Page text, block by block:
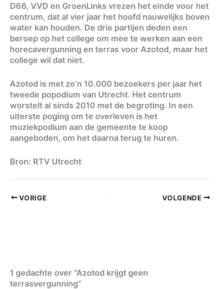
D66, VVD en GroenLinks vrezen het einde voor het
centrum, dat al vier jaar het hoofd nauwelijks boven
water kan houden. De drie partijen deden een
beroep op het college om mee te werken aan een
horecavergunning en terras voor Azotod, maar het
college wil dat niet.
Azotod is met zo’n 10.000 bezoekers per jaar het
tweede popodium van Utrecht. Het centrum
worstelt al sinds 2010 met de begroting. In een
uiterste poging om te overleven is het
muziekpodium aan de gemeente te koop
aangeboden, om het daarna terug te huren.
Bron: RTV Utrecht
VORIGE VOLGENDE
1 gedachte over “Azotod krijgt geen
terrasvergunning”